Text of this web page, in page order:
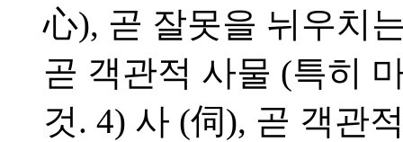
心), 곧 잘못을 뉘우치
곧 객관적 사물 (특히
것. 4) 사 (伺), 곧 객관